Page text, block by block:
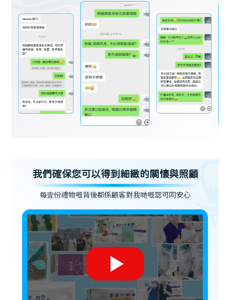
我們確保您可以得到細緻的關懷與照顧
每壹份禮物嘅背後都係顧客對我哋嘅認可同安心